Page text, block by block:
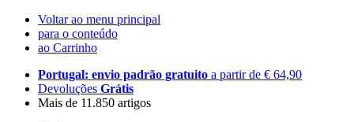
Voltar ao menu principal
para o conteúdo
ao Carrinho
Portugal: envio padrão gratuito a partir de € 64,90
Devoluções Grátis
Mais de 11.850 artigos